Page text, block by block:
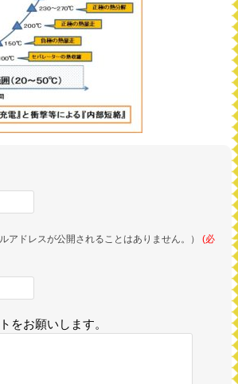
アドレスが公開されることはありません。） (必
をお願いします。